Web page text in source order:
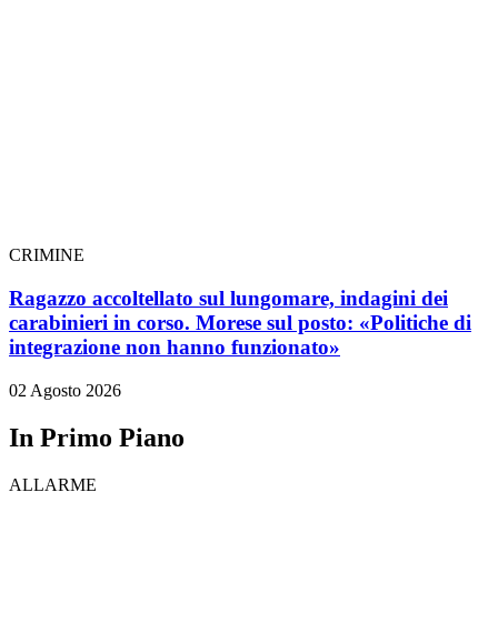
CRIMINE
Ragazzo accoltellato sul lungomare, indagini dei
carabinieri in corso. Morese sul posto: «Politiche di
integrazione non hanno funzionato»
02 Agosto 2026
In Primo Piano
ALLARME